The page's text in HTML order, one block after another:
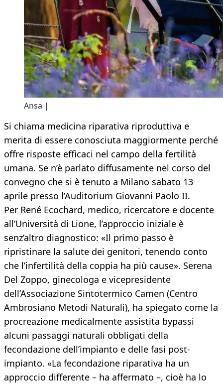
Ansa |
Si chiama medicina riparativa riproduttiva e
merita di essere conosciuta maggiormente perché
offre risposte efficaci nel campo della fertilità
umana. Se n’è parlato diffusamente nel corso del
convegno che si è tenuto a Milano sabato 13
aprile presso l’Auditorium Giovanni Paolo II.
Per René Ecochard, medico, ricercatore e docente
all’Università di Lione, l’approccio iniziale è
senz’altro diagnostico: «Il primo passo è
ripristinare la salute dei genitori, tenendo conto
che l’infertilità della coppia ha più cause». Serena
Del Zoppo, ginecologa e vicepresidente
dell’Associazione Sintotermico Camen (Centro
Ambrosiano Metodi Naturali), ha spiegato come la
procreazione medicalmente assistita bypassi
alcuni passaggi naturali obbligati della
fecondazione dell’impianto e delle fasi post-
impianto. «La fecondazione riparativa ha un
approccio differente – ha affermato –, cioè ha lo